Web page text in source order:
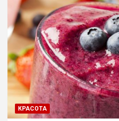
КРАСОТА